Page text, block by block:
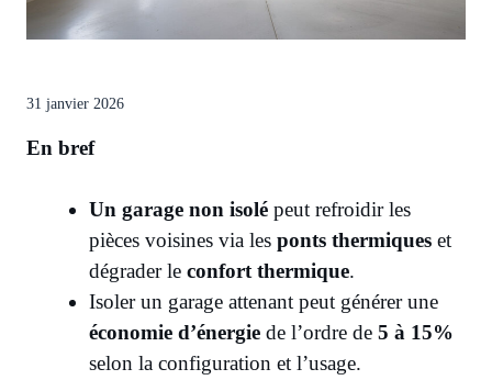
31 janvier 2026
En bref
Un garage non isolé peut refroidir les
pièces voisines via les ponts thermiques et
dégrader le confort thermique.
Isoler un garage attenant peut générer une
économie d’énergie de l’ordre de 5 à 15%
selon la configuration et l’usage.